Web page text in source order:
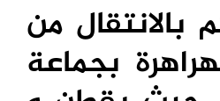
بالانتقال من
بجماعة